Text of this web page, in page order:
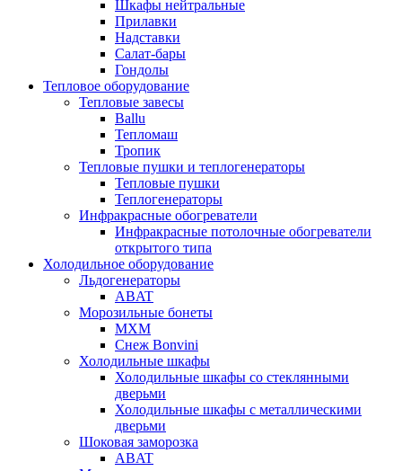
Шкафы нейтральные
Прилавки
Надставки
Салат-бары
Гондолы
Тепловое оборудование
Тепловые завесы
Ballu
Тепломаш
Тропик
Тепловые пушки и теплогенераторы
Тепловые пушки
Теплогенераторы
Инфракрасные обогреватели
Инфракрасные потолочные обогреватели
открытого типа
Холодильное оборудование
Льдогенераторы
ABAT
Морозильные бонеты
МХМ
Снеж Bonvini
Холодильные шкафы
Холодильные шкафы cо стеклянными
дверьми
Холодильные шкафы с металлическими
дверьми
Шоковая заморозка
ABAT